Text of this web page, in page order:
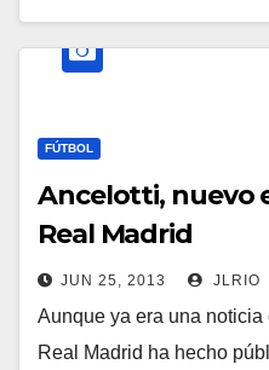
FÚTBOL
Ancelotti, nuevo
Real Madrid
JUN 25, 2013 JLRIO
Aunque ya era una noticia
Real Madrid ha hecho